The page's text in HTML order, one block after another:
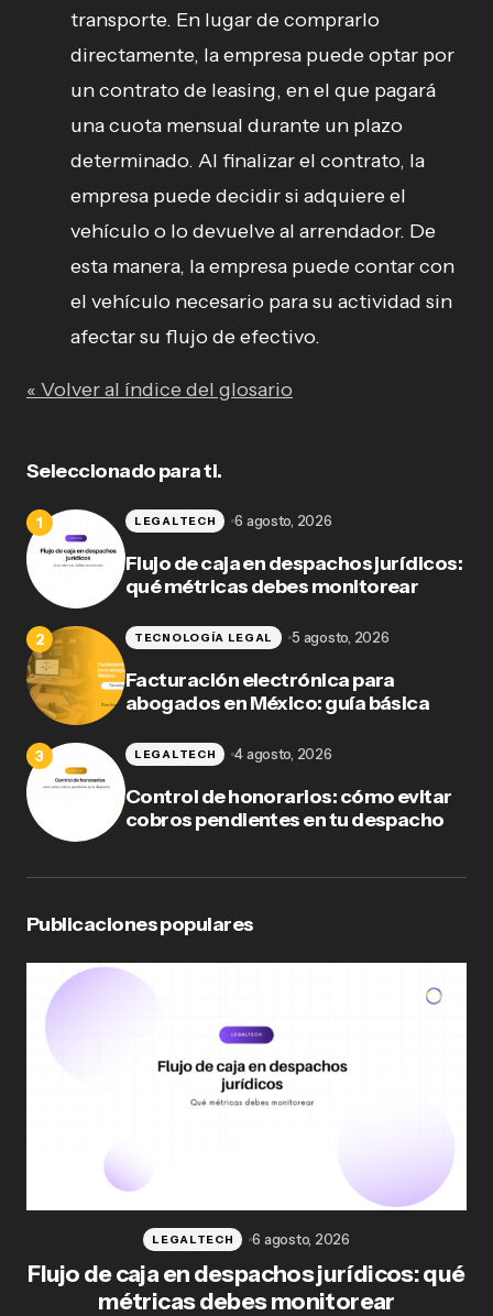
transporte. En lugar de comprarlo
directamente, la empresa puede optar por
un contrato de leasing, en el que pagará
una cuota mensual durante un plazo
determinado. Al finalizar el contrato, la
empresa puede decidir si adquiere el
vehículo o lo devuelve al arrendador. De
esta manera, la empresa puede contar con
el vehículo necesario para su actividad sin
afectar su flujo de efectivo.
« Volver al índice del glosario
Seleccionado para ti.
Flujo de caja en despachos jurídicos:
qué métricas debes monitorear
LEGALTECH 6 agosto, 2026
Facturación electrónica para
abogados en México: guía básica
TECNOLOGÍA LEGAL 5 agosto, 2026
Control de honorarios: cómo evitar
cobros pendientes en tu despacho
LEGALTECH 4 agosto, 2026
Publicaciones populares
Flujo de caja en despachos jurídicos: qué
métricas debes monitorear
LEGALTECH 6 agosto, 2026